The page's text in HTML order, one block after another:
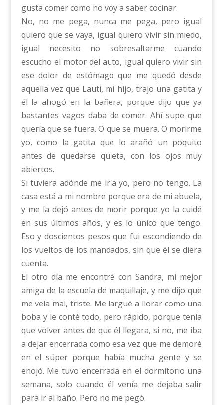
gusta comer como no voy a saber cocinar.
No, no me pega, nunca me pega, pero igual
quiero que se vaya, igual quiero vivir sin miedo,
igual necesito no sobresaltarme cuando
escucho el motor del auto, igual quiero vivir sin
ese dolor de estómago que me quedó desde
aquella vez que Lauti, mi hijo, trajo una gatita y
él la ahogó en la bañera, porque dijo que ya
bastantes vagos daba de comer. Ahí supe que
quería que se fuera. O que se muera. O morirme
yo, como la gatita que lo arañó un poquito
antes de quedarse quieta, con los ojos muy
abiertos.
Si tuviera adónde me iría yo, pero no tengo. La
casa está a mi nombre porque era de mi abuela,
y me la dejó antes de morir porque yo la cuidé
en sus últimos años, y es lo único que tengo.
Eso y doscientos pesos que fui escondiendo de
los vueltos de los mandados, sin que él se diera
cuenta.
El otro día me encontré con Sandra, mi mejor
amiga de la escuela de maquillaje, y me dijo que
me veía mal, triste. Me largué a llorar como una
boba y le conté todo, pero rápido, porque tenía
que volver antes de que él llegara, si no, me iba
a dejar encerrada como esa vez que me demoré
en el súper porque había mucha gente y se
enojó. Me tuvo encerrada en el dormitorio una
semana, solo cuando él venía me dejaba salir
para ir al baño. Pero no me pegó.